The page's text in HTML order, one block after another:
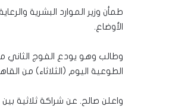
طمأن وزير الموارد البشرية
الأوضاع.
وطالب وهو يودع الفوج الثاني
الطوعية اليوم (الثلاثاء) من
واعلن صالح. عن شراكة ثلاثية